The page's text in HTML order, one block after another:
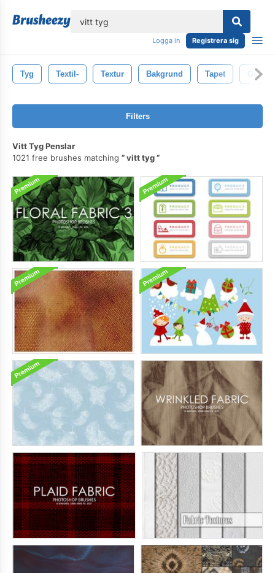
Logga in Registrera sig
Tyg Textil- Textur Bakgrund Tapet
Filters
Vitt Tyg Penslar
1021 free brushes matching
vitt tyg